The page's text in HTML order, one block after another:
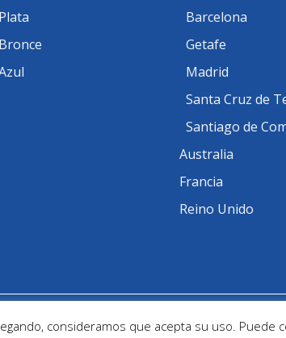
Barcelona
Getafe
Madrid
Santa Cruz de
Santiago de
Australia
Francia
Reino Unido
Ofitec consideramos que acepta su uso. Puede